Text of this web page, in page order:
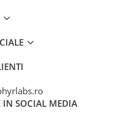
IN SOCIAL MEDIA